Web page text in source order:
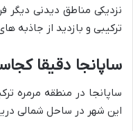
نزدیکی مناطق دیدنی دیگر
ترکیبی و بازدید از جاذبه
ساپانجا دقیقا
ساپانجا در منطقه مرمره
این شهر در ساحل شمالی